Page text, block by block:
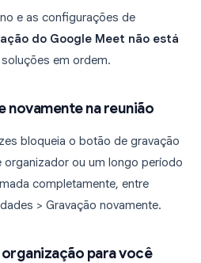
e as configurações de
do Google Meet não está
em ordem.
novamente na reunião
bloqueia o botão de gravação
ou um longo período
completamente, entre
> Gravação novamente.
para você